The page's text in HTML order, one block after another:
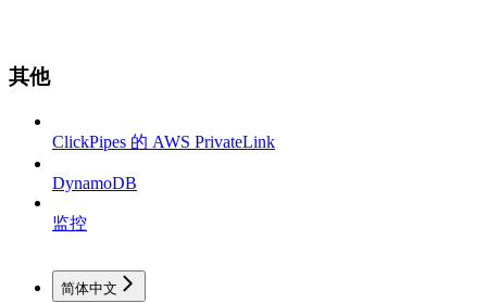
其他
ClickPipes 的 AWS PrivateLink
DynamoDB
监控
简体中文